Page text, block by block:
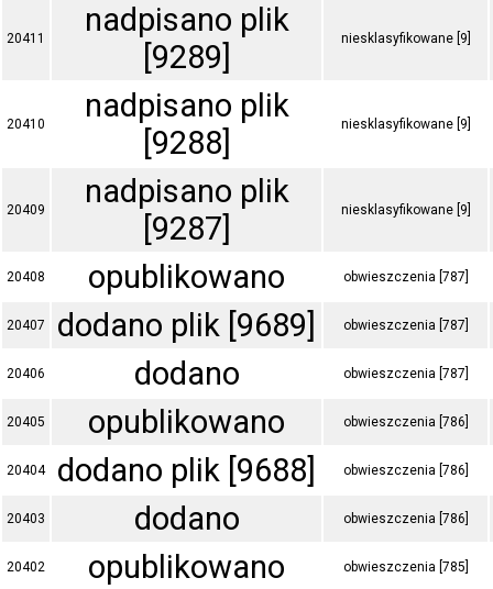
20411
nadpisano plik
[9289]
niesklasyfikowane [9]
20410
nadpisano plik
[9288]
niesklasyfikowane [9]
20409
nadpisano plik
[9287]
niesklasyfikowane [9]
20408 opublikowano obwieszczenia [787]
20407 dodano plik [9689] obwieszczenia [787]
20406 dodano obwieszczenia [787]
20405 opublikowano obwieszczenia [786]
20404 dodano plik [9688] obwieszczenia [786]
20403 dodano obwieszczenia [786]
20402 opublikowano obwieszczenia [785]